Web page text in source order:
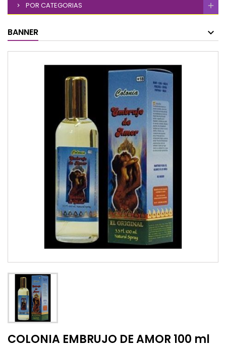
POR CATEGORIAS
BANNER
COLONIA EMBRUJO DE AMOR 100 ml